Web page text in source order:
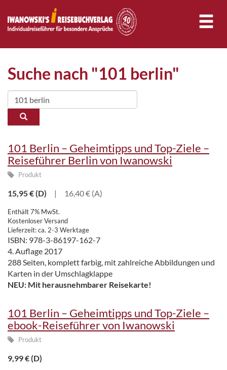
Suche nach "101 berlin"
101 Berlin – Geheimtipps und Top-Ziele –
Reiseführer Berlin von Iwanowski
Produkt
15,95€(D) | 16,40 € (A)
Enthält 7% MwSt.
Kostenloser Versand
Lieferzeit: ca. 2-3 Werktage
ISBN: 978-3-86197-162-7
4. Auflage 2017
288 Seiten, komplett farbig, mit zahlreiche Abbildungen und
Karten in der Umschlagklappe
NEU: Mit herausnehmbarer Reisekarte!
101 Berlin – Geheimtipps und Top-Ziele –
ebook-Reiseführer von Iwanowski
Produkt
9,99€(D)